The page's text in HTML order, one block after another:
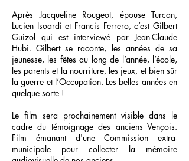
Après Jacqueline Rougeot, épouse Turcan,
Lucien Isoardi et Francis Ferrero, c’est Gilbert
Guizol qui est interviewé par Jean-Claude
Hubi. Gilbert se raconte, les années de sa
jeunesse, les fêtes au long de l’année, l’école,
les parents et la nourriture, les jeux, et bien sûr
la guerre et l’Occupation. Les belles années en
quelque sorte !
Le film sera prochainement visible dans le
cadre du témoignage des anciens Vençois.
Film émanant d'une Commission extra-
municipale pour collecter la mémoire